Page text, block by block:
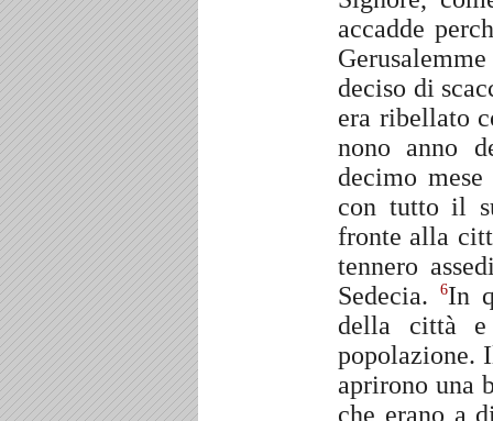
accadde
deciso di
era ribellato
nono anno
decimo
con tutto il
fronte alla
tennero
Sedecia.
6In
della città e
popolazione.
aprirono una
che erano a